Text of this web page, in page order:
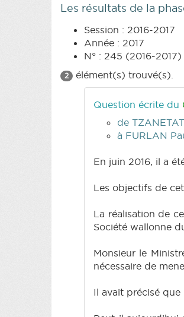
Les résultats de la
Session : 2016-2017
Année : 2017
N° : 245 (2016-2017)
2 élément(s) trouvé(s).
Question écrite du
de
à FURLAN
En juin 2016, il a
Les objectifs de
La réalisation de
Société wallonne
Monsieur le
nécessaire de
Il avait précisé que